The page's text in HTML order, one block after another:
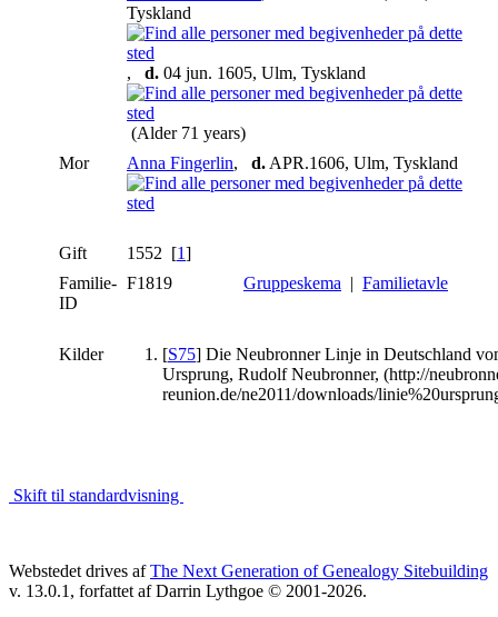
Tyskland
, d. 04 jun. 1605, Ulm, Tyskland
(Alder 71 years)
Mor
Anna Fingerlin, d. APR.1606, Ulm, Tyskland
Gift 1552 [1]
Familie-
ID
F1819 Gruppeskema | Familietavle
Kilder [S75] Die Neubronner Linje in Deutschland
Ursprung, Rudolf Neubronner, (http://
reunion.de/ne2011/downloads/
Skift til standardvisning
Webstedet drives afThe Next Generation of Genealogy Sitebuilding
v. 13.0.1, forfattet af Darrin Lythgoe © 2001-2026.